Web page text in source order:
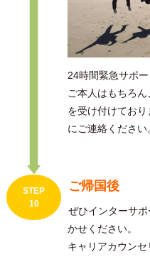
24時間緊急サポー
ご本人はもちろ
を受け付けてお
にご連絡ください
STEP
10
ご帰国後
ぜひインターサ
かせください。
キャリアカウンセ